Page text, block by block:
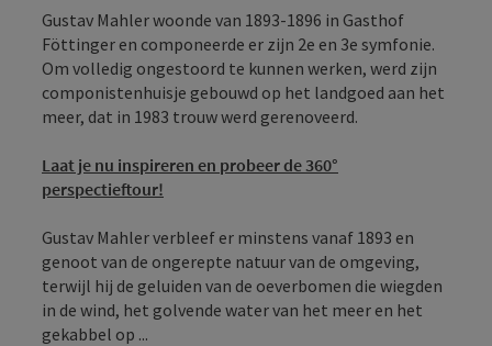
Gustav Mahler woonde van 1893-1896 in Gasthof
Föttinger en componeerde er zijn 2e en 3e symfonie.
Om volledig ongestoord te kunnen werken, werd zijn
componistenhuisje gebouwd op het landgoed aan het
meer, dat in 1983 trouw werd gerenoveerd.
Laat je nu inspireren en probeer de 360°
perspectieftour!
Gustav Mahler verbleef er minstens vanaf 1893 en
genoot van de ongerepte natuur van de omgeving,
terwijl hij de geluiden van de oeverbomen die wiegden
in de wind, het golvende water van het meer en het
gekabbel op ...